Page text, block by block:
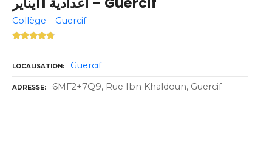
Collège – Guercif
LOCALISATION Guercif
ADRESSE 6MF2+7Q9, Rue Ibn Khaldoun, Guercif –